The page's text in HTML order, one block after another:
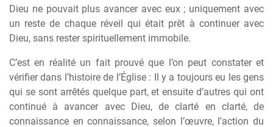
Dieu ne pouvait plus avancer avec eux ; uniquement avec
un reste de chaque réveil qui était prêt à continuer avec
Dieu, sans rester spirituellement immobile.
C’est en réalité un fait prouvé que l’on peut constater et
vérifier dans l’histoire de l’Église : Il y a toujours eu les gens
qui se sont arrêtés quelque part, et ensuite d’autres qui ont
continué à avancer avec Dieu, de clarté en clarté, de
connaissance en connaissance, selon l’œuvre, l’action du